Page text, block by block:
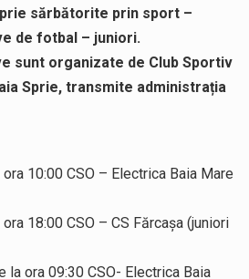
sărbătorite prin sport –
de fotbal – juniori.
sunt organizate de Club Sportiv
Sprie, transmite administrația
10:00 CSO – Electrica Baia Mare
18:00 CSO – CS Fărcașa (juniori
la ora 09:30 CSO- Electrica Baia